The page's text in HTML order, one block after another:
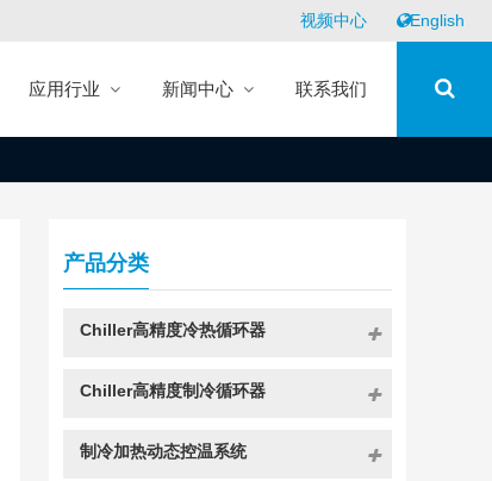
视频中心 English
应用行业 新闻中心 联系我们
产品分类
Chiller高精度冷热循环器
Chiller高精度制冷循环器
制冷加热动态控温系统